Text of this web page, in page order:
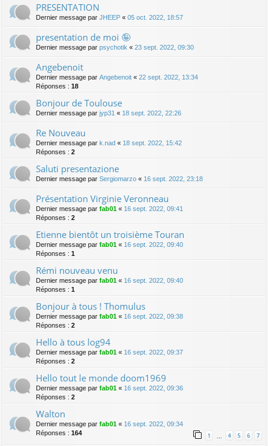
PRESENTATION
Dernier message par JHEEP « 05 oct. 2022, 18:57
presentation de moi 🤪
Dernier message par psychotik « 23 sept. 2022, 09:30
Angebenoit
Dernier message par Angebenoit « 22 sept. 2022, 13:34
Réponses : 18
Bonjour de Toulouse
Dernier message par jyp31 « 18 sept. 2022, 22:26
Re Nouveau
Dernier message par k.nad « 18 sept. 2022, 15:42
Réponses : 2
Saluti presentazione
Dernier message par Sergiomarzo « 16 sept. 2022, 23:18
Présentation Virginie Veronneau
Dernier message par fab01 « 16 sept. 2022, 09:41
Réponses : 2
Etienne bientôt un troisième Touran
Dernier message par fab01 « 16 sept. 2022, 09:40
Réponses : 1
Rémi nouveau venu
Dernier message par fab01 « 16 sept. 2022, 09:40
Réponses : 1
Bonjour à tous ! Thomulus
Dernier message par fab01 « 16 sept. 2022, 09:38
Réponses : 2
Hello à tous log94
Dernier message par fab01 « 16 sept. 2022, 09:37
Réponses : 2
Hello tout le monde doom1969
Dernier message par fab01 « 16 sept. 2022, 09:36
Réponses : 2
Walton
Dernier message par fab01 « 16 sept. 2022, 09:34
Réponses : 164 1 … 4 5 6 7